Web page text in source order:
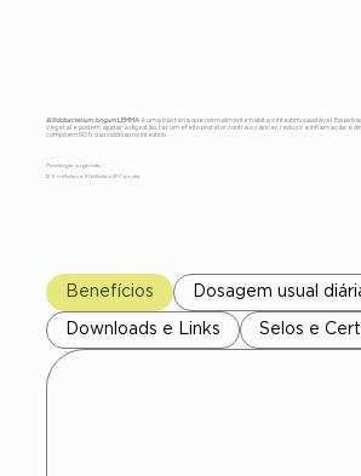
Bifidobacterium longumLEMMA é uma bactéria que normalmente habita o intestino saudável. Essas
vegetal e podem ajudar a digestão, ter um efeito protetor contra o câncer, reduzir a inflamação e
compõem 90% das colônias no intestino.
Posologia sugerida:
125 milhões a 10 bilhões UFC ao dia
Benefícios Dosagem usual
Downloads e Links Selos e